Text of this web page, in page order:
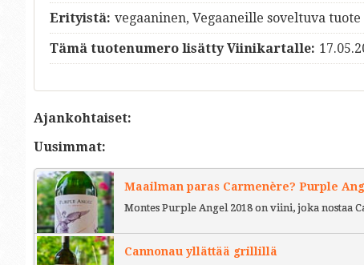
Erityistä: vegaaninen, Vegaaneille soveltuva tuote
Tämä tuotenumero lisätty Viinikartalle:
Ajankohtaiset:
Uusimmat:
Maailman paras Carmenère? Purple
Montes Purple Angel 2018 on viini, joka nostaa
Cannonau yllättää grillillä